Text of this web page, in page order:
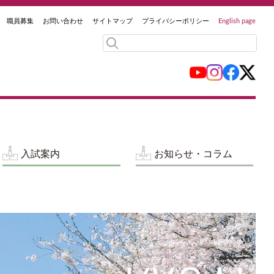
職員募集 お問い合わせ サイトマップ プライバシーポリシー English page
入試案内 お知らせ・コラム